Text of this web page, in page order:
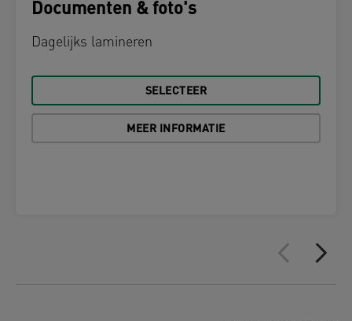
Documenten & foto's
Dagelijks lamineren
SELECTEER
MEER INFORMATIE